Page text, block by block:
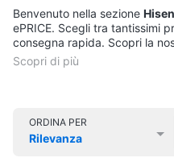
Home
Cinema
Videogiochi
Benvenuto nella sezione
ePRICE. Scegli tra tantissimi
consegna rapida. Scopri la
prezzi e acquista
ORDINA PER
Rilevanza